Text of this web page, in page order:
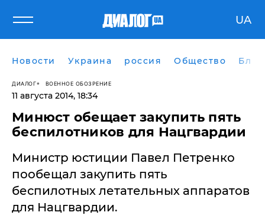
UA
Новости Украина россия Общество
ДИАЛОГ ВОЕННОЕ ОБОЗРЕНИЕ
11 августа 2014, 18:34
Минюст обещает закупить пять
беспилотников для Нацгвардии
Министр юстиции Павел Петренко
пообещал закупить пять
беспилотных летательных аппаратов
для Нацгвардии.